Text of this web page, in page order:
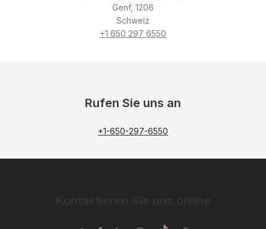
Genf, 1206
Schweiz
+1 650 297 6550
Rufen Sie uns an
+1-650-297-6550